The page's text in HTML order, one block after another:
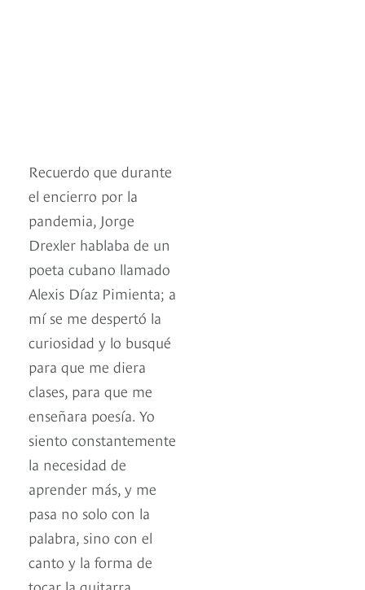
Recuerdo que durante
el encierro por la
pandemia, Jorge
Drexler hablaba de un
poeta cubano llamado
Alexis Díaz Pimienta; a
mí se me despertó la
curiosidad y lo busqué
para que me diera
clases, para que me
enseñara poesía. Yo
siento constantemente
la necesidad de
aprender más, y me
pasa no solo con la
palabra, sino con el
canto y la forma de
tocar la guitarra.